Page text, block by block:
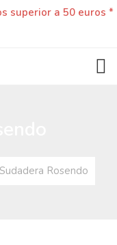
superior a 50 euros *
Sudadera Rosendo